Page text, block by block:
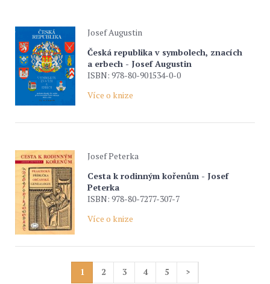
Josef Augustin
Česká republika v symbolech, znacích
a erbech - Josef Augustin
ISBN: 978-80-901534-0-0
Více o knize
Josef Peterka
Cesta k rodinným kořenům - Josef
Peterka
ISBN: 978-80-7277-307-7
Více o knize
1 2 3 4 5 >